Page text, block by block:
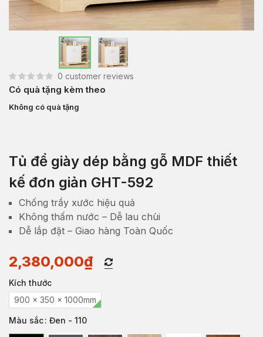
0 customer reviews
Có quà tặng kèm theo
Không có quà tặng
Tủ để giày dép bằng gỗ MDF thiết
kế đơn giản GHT-592
Chống trầy xước hiệu quả
Không thấm nước – Dễ lau chùi
Dễ lắp đặt – Giao hàng Toàn Quốc
2,380,000₫
Kích thước
900 x 350 x 1000mm
Màu sắc: Đen - 110